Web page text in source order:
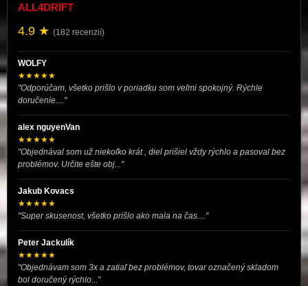
ALL4DRIFT
4.9 ★ (182 recenzií)
WOLFY
★★★★★
"Odporúčam, všetko prišlo v poriadku som veľmi spokojný. Rýchle
doručenie...."
alex nguyenVan
★★★★★
"Objednával som už niekoľko krát , diel prišiel vždy rýchlo a pasoval bez
problémov. Určite ešte obj..."
Jakub Kovacs
★★★★★
"Super skusenost, všetko prišlo ako mala na čas...."
Peter Jackulík
★★★★★
"Objednávam som 3x a zatiaľ bez problémov, tovar označený skladom
bol doručený rýchlo..."